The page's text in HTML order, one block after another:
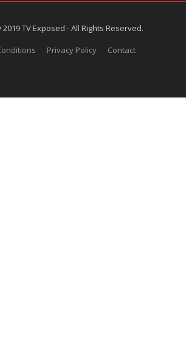
TV Exposed - All Rights Reserved.
Privacy Policy Contact